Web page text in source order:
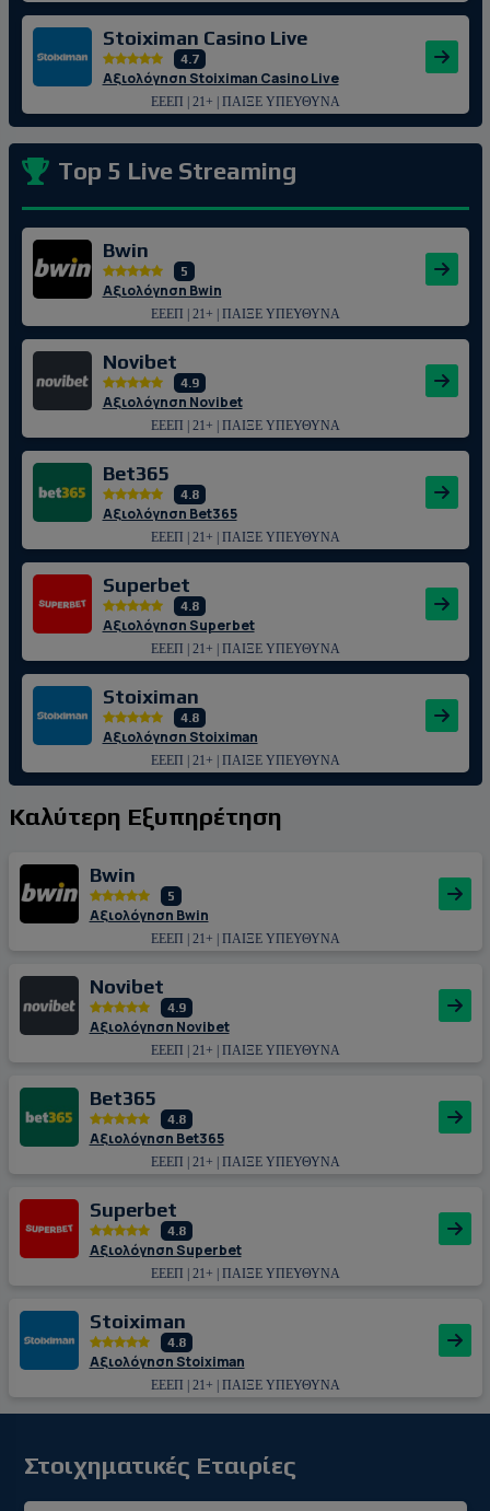
Stoiximan Casino Live
4.7
Αξιολόγηση Stoiximan Casino Live
ΕΕΕΠ | 21+ | ΠΑΙΞΕ ΥΠΕΥΘΥΝΑ
Top 5 Live Streaming
Bwin
5
Αξιολόγηση Bwin
ΕΕΕΠ | 21+ | ΠΑΙΞΕ ΥΠΕΥΘΥΝΑ
Novibet
4.9
Αξιολόγηση Novibet
ΕΕΕΠ | 21+ | ΠΑΙΞΕ ΥΠΕΥΘΥΝΑ
Bet365
4.8
Αξιολόγηση Bet365
ΕΕΕΠ | 21+ | ΠΑΙΞΕ ΥΠΕΥΘΥΝΑ
Superbet
4.8
Αξιολόγηση Superbet
ΕΕΕΠ | 21+ | ΠΑΙΞΕ ΥΠΕΥΘΥΝΑ
Stoiximan
4.8
Αξιολόγηση Stoiximan
ΕΕΕΠ | 21+ | ΠΑΙΞΕ ΥΠΕΥΘΥΝΑ
Καλύτερη Εξυπηρέτηση
Bwin
5
Αξιολόγηση Bwin
ΕΕΕΠ | 21+ | ΠΑΙΞΕ ΥΠΕΥΘΥΝΑ
Novibet
4.9
Αξιολόγηση Novibet
ΕΕΕΠ | 21+ | ΠΑΙΞΕ ΥΠΕΥΘΥΝΑ
Bet365
4.8
Αξιολόγηση Bet365
ΕΕΕΠ | 21+ | ΠΑΙΞΕ ΥΠΕΥΘΥΝΑ
Superbet
4.8
Αξιολόγηση Superbet
ΕΕΕΠ | 21+ | ΠΑΙΞΕ ΥΠΕΥΘΥΝΑ
Stoiximan
4.8
Αξιολόγηση Stoiximan
ΕΕΕΠ | 21+ | ΠΑΙΞΕ ΥΠΕΥΘΥΝΑ
Στοιχηματικές Εταιρίες